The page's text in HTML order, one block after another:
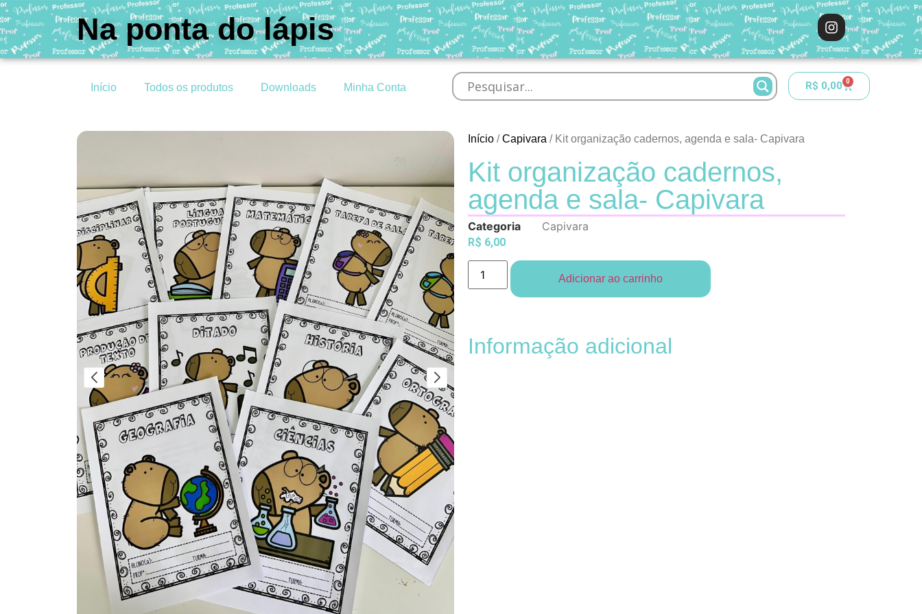
Na ponta do lápis
Início Todos os produtos Downloads Minha Conta R$ 0,00 0
Início /Capivara / Kit organização cadernos, agenda e sala- Capivara
Kit organização cadernos,
agenda e sala- Capivara
Categoria Capivara
R$ 6,00
Adicionar ao carrinho
Informação adicional